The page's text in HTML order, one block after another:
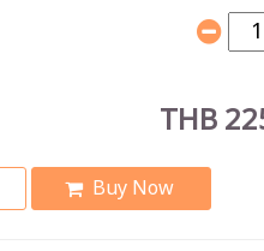
THB
Buy Now